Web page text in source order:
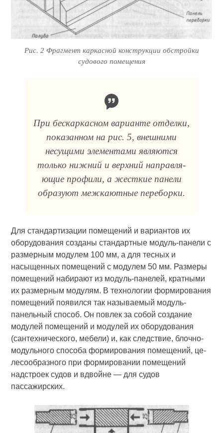
Рис. 2 Фрагмент каркасной конструкции обстройки
судового помещения
При бескаркасном варианте отделки,
показанном на рис. 5, внешни­ми
несущими элементами являются
только нижний и верхний направля­
ющие профили, а жесткие панели
образуют межкаютные переборки.
Для стандартизации помещений и вариантов их
оборудования со­зданы стандартные модуль-панели с
размерным модулем 100 мм, а для тесных и
насыщенных помещений с модулем 50 мм. Размеры
помеще­ний набирают из модуль-панелей, кратными
их размерным модулям. В технологии формирования
помещений появился так называемый модуль-
панельный способ. Он повлек за собой создание
модулей по­мещений и модулей их оборудования
(сантехнического, мебели) и, как следствие, блочно-
модульного способа формирования помещений, це­
лесообразного при формировании помещений
надстроек судов и вдвой­не — для судов
пассажирских.